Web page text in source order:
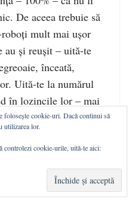
De aceea trebuie să
mult mai uşor
au şi reuşit – uită-te
înceată,
Uită-te la numărul
în lozincile lor – mai
folosește cookie-uri. Dacă continui să
utilizarea lor.
controlezi cookie-urile, uită-te aici: